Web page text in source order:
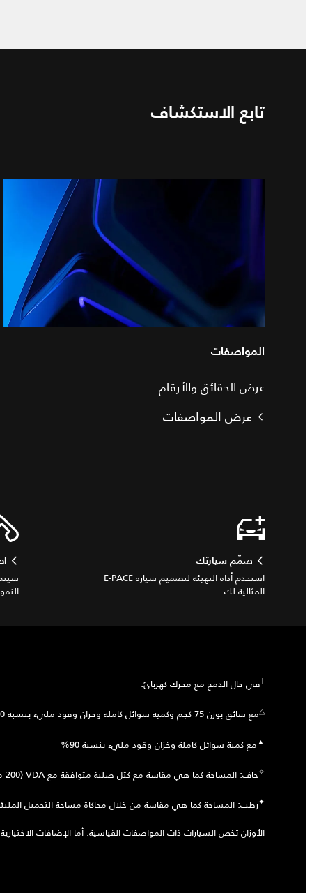
تابع الاستكشاف
المواصفات
عرض الحقائق والأرقام.
عرض المواصفات
صمِّم سيارتك
استخدم أداة التهيئة لتصميم سيارة E-PACE
المثالية لك
‡في حال الدمج مع محرك كهربائ.
△مع سائق بوزن 75 كجم وكمية سوائل كاملة وخزان وقود مليء بنسبة 90%
▲مع كمية سوائل كاملة وخزان وقود مليء بنسبة 90%
✧جاف: المساحة كما هي مقاسة مع كتل صلبة متوافقة مع VDA (‏200 مم x ‏50 مم x ‏100 مم).
✦رطب: المساحة كما هي مقاسة من خلال محاكاة مساحة التحميل
الأوزان تخص السيارات ذات المواصفات القياسية. أما الإضافات الاختيارية